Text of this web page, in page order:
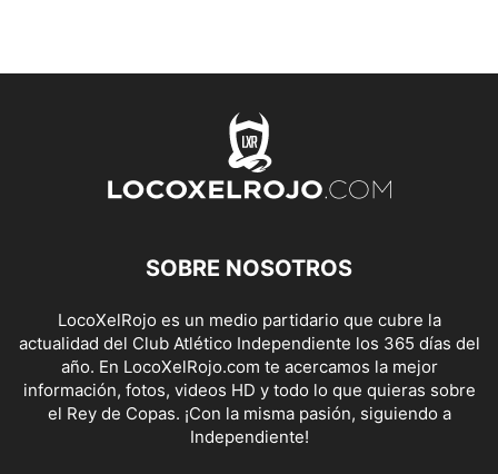
SOBRE NOSOTROS
LocoXelRojo es un medio partidario que cubre la
actualidad del Club Atlético Independiente los 365 días del
año. En LocoXelRojo.com te acercamos la mejor
información, fotos, videos HD y todo lo que quieras sobre
el Rey de Copas. ¡Con la misma pasión, siguiendo a
Independiente!